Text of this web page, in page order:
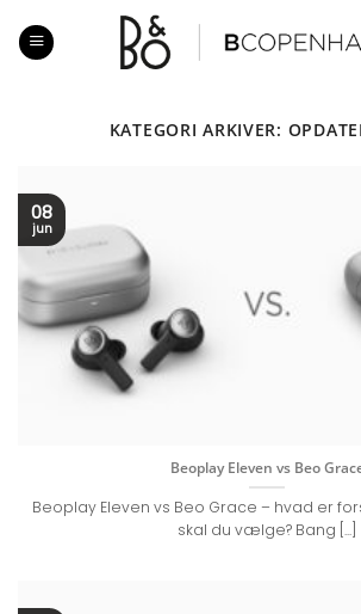
indhold
KATEGORI ARKIVER:
Beoplay Eleven vs Beo
Beoplay Eleven vs Beo Grace – hvad er
skal du vælge? Bang [...]
08
jun